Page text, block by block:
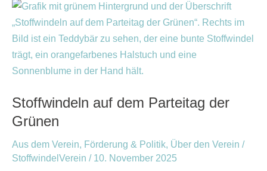
Stoffwindeln auf dem Parteitag der
Grünen
Aus dem Verein, Förderung & Politik, Über den Verein /
StoffwindelVerein / 10. November 2025
Stoffwindeln
auf
dem
Parteitag
der